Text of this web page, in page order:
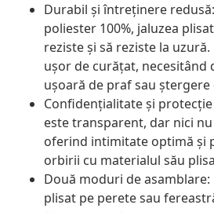
Durabil și întreținere
poliester 100%, jaluzea
reziste și să reziste la
ușor de curățat, necesitând
ușoară de praf sau ștergere
Confidențialitate și
este transparent, dar nici
oferind intimitate optimă și
orbirii cu materialul său
Două moduri de asamblare:
plisat pe perete sau